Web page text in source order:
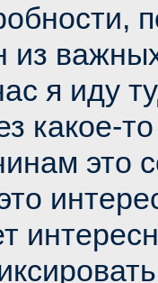
из
я иду
какое-
это